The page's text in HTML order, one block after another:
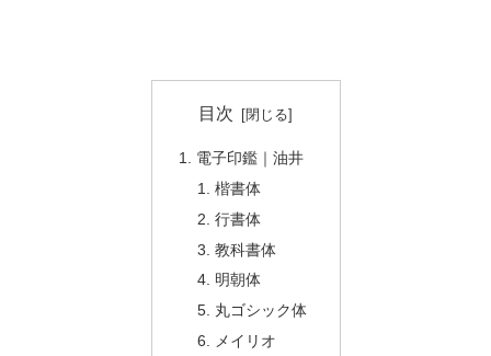
目次
電子印鑑｜油井
楷書体
行書体
教科書体
明朝体
丸ゴシック体
メイリオ